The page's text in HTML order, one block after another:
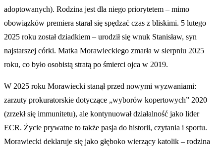
adoptowanych). Rodzina jest dla niego priorytetem – mimo
obowiązków premiera starał się spędzać czas z bliskimi. 5 lutego
2025 roku został dziadkiem – urodził się wnuk Stanisław, syn
najstarszej córki. Matka Morawieckiego zmarła w sierpniu 2025
roku, co było osobistą stratą po śmierci ojca w 2019.
W 2025 roku Morawiecki stanął przed nowymi wyzwaniami:
zarzuty prokuratorskie dotyczące „wyborów kopertowych” 2020
(zrzekł się immunitetu), ale kontynuował działalność jako lider
ECR. Życie prywatne to także pasja do historii, czytania i sportu.
Morawiecki deklaruje się jako głęboko wierzący katolik – rodzina